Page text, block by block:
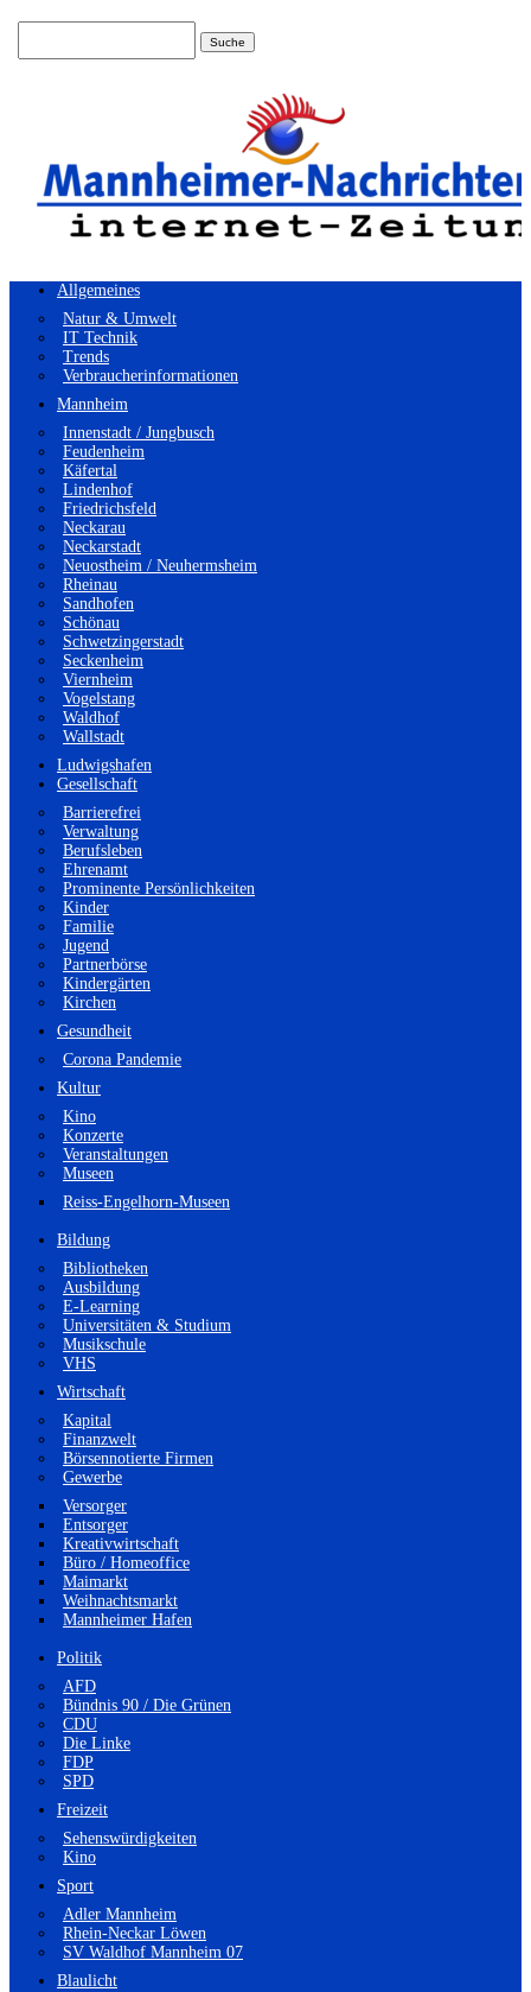
Allgemeines
Natur & Umwelt
IT Technik
Trends
Verbraucherinformationen
Mannheim
Innenstadt / Jungbusch
Feudenheim
Käfertal
Lindenhof
Friedrichsfeld
Neckarau
Neckarstadt
Neuostheim / Neuhermsheim
Rheinau
Sandhofen
Schönau
Schwetzingerstadt
Seckenheim
Viernheim
Vogelstang
Waldhof
Wallstadt
Ludwigshafen
Gesellschaft
Barrierefrei
Verwaltung
Berufsleben
Ehrenamt
Prominente Persönlichkeiten
Kinder
Familie
Jugend
Partnerbörse
Kindergärten
Kirchen
Gesundheit
Corona Pandemie
Kultur
Kino
Konzerte
Veranstaltungen
Museen
Reiss-Engelhorn-Museen
Bildung
Bibliotheken
Ausbildung
E-Learning
Universitäten & Studium
Musikschule
VHS
Wirtschaft
Kapital
Finanzwelt
Börsennotierte Firmen
Gewerbe
Versorger
Entsorger
Kreativwirtschaft
Büro / Homeoffice
Maimarkt
Weihnachtsmarkt
Mannheimer Hafen
Politik
AFD
Bündnis 90 / Die Grünen
CDU
Die Linke
FDP
SPD
Freizeit
Sehenswürdigkeiten
Kino
Sport
Adler Mannheim
Rhein-Neckar Löwen
SV Waldhof Mannheim 07
Blaulicht